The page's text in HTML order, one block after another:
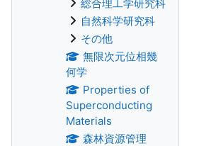
総合理工学研究科
自然科学研究科
その他
無限次元位相幾
何学
Properties of
Superconducting
Materials
森林資源管理